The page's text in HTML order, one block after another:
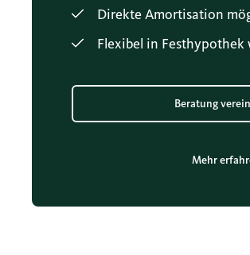
Direkte Amortisation
Flexibel in Festhypothek
Beratung
Mehr